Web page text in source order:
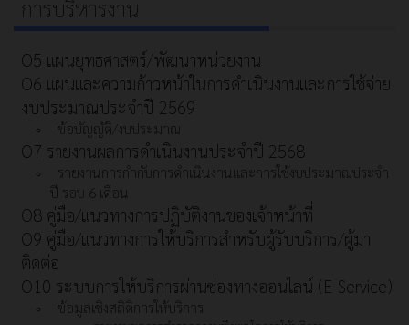
การบริหารงาน
O5 แผนยุทธศาสตร์/พัฒนาหน่วยงาน
O6 แผนและความก้าวหน้าในการดําเนินงานและการใช้จ่าย
งบประมาณประจําปี 2569
ข้อบัญญัติ/งบประมาณ
O7 รายงานผลการดำเนินงานประจำปี 2568
รายงานการกำกับการดำเนินงานและการใช้งบประมาณประจำ
ปี รอบ 6 เดือน
O8 คู่มือ/แนวทางการปฏิบัติงานของเจ้าหน้าที่
O9 คู่มือ/แนวทางการให้บริการสำหรับผู้รับบริการ/ผู้มา
ติดต่อ
O10 ระบบการให้บริการผ่านซ่องทางออนไลน์ (E-Service)
ข้อมูลเชิงสถิติการให้บริการ